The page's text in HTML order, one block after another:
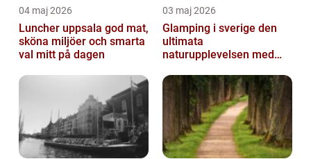
04 maj 2026
Luncher uppsala god mat,
sköna miljöer och smarta
val mitt på dagen
03 maj 2026
Glamping i sverige den
ultimata
naturupplevelsen med